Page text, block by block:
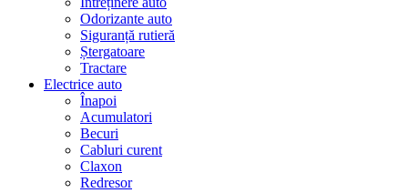
Odorizante auto
Siguranță rutieră
Ștergatoare
Tractare
Electrice auto
Înapoi
Acumulatori
Becuri
Cabluri curent
Claxon
Redresor